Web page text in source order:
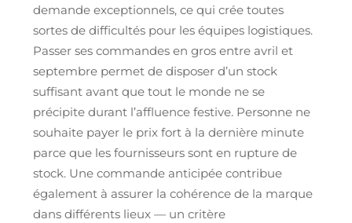
demande exceptionnels, ce qui crée toutes
sortes de difficultés pour les équipes logistiques.
Passer ses commandes en gros entre avril et
septembre permet de disposer d’un stock
suffisant avant que tout le monde ne se
précipite durant l’affluence festive. Personne ne
souhaite payer le prix fort à la dernière minute
parce que les fournisseurs sont en rupture de
stock. Une commande anticipée contribue
également à assurer la cohérence de la marque
dans différents lieux — un critère